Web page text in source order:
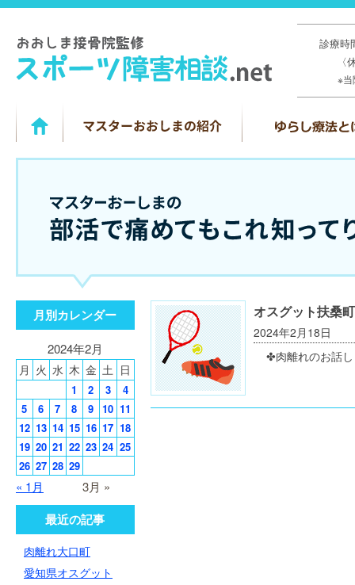
診療
※
オスグット扶桑町
2024年2月18日
✤肉離れのお話
月別カレンダー
2024年2月
月 火 水 木 金 土 日
« 1月 3月 »
1 2 3
4
5
6 7 8 9 10 11
12 13 14 15 16 17 18
19 20 21 22 23 24 25
26 27 28 29
最近の記事
肉離れ大口町
愛知県オスグット